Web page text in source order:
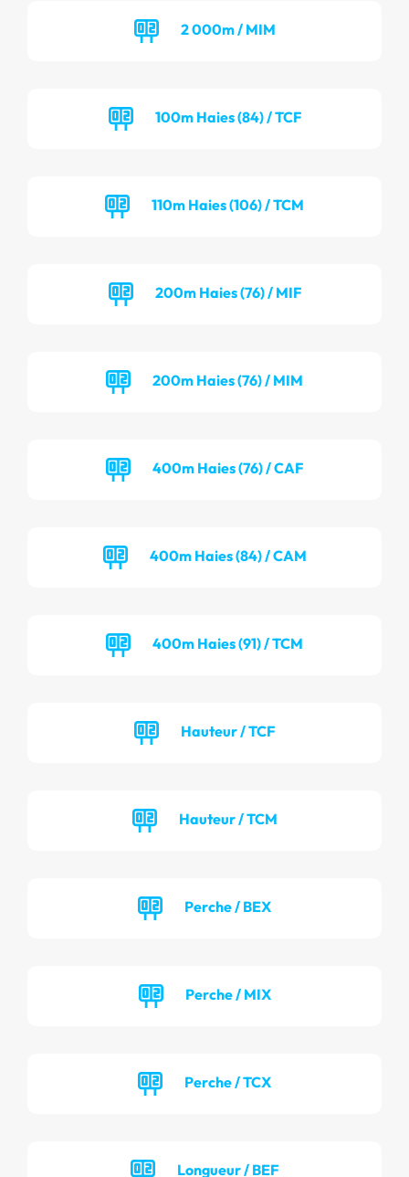
2 000m / MIM
100m Haies (84) / TCF
110m Haies (106) / TCM
200m Haies (76) / MIF
200m Haies (76) / MIM
400m Haies (76) / CAF
400m Haies (84) / CAM
400m Haies (91) / TCM
Hauteur / TCF
Hauteur / TCM
Perche / BEX
Perche / MIX
Perche / TCX
Longueur / BEF